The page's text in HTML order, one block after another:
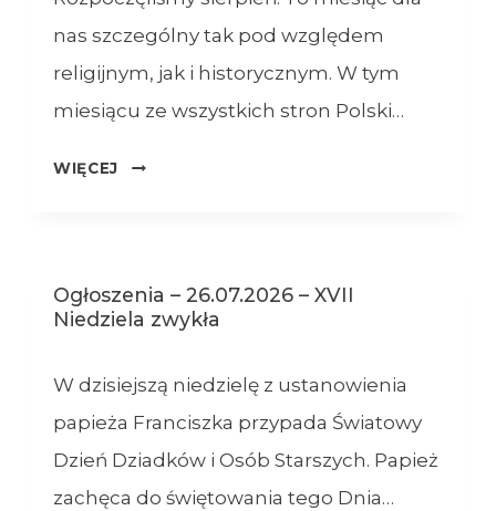
nas szczególny tak pod względem
religijnym, jak i historycznym. W tym
miesiącu ze wszystkich stron Polski…
WIĘCEJ
OGŁOSZENIA
–
Ogłoszenia – 26.07.2026 – XVII
Niedziela zwykła
W dzisiejszą niedzielę z ustanowienia
papieża Franciszka przypada Światowy
Dzień Dziadków i Osób Starszych. Papież
zachęca do świętowania tego Dnia…